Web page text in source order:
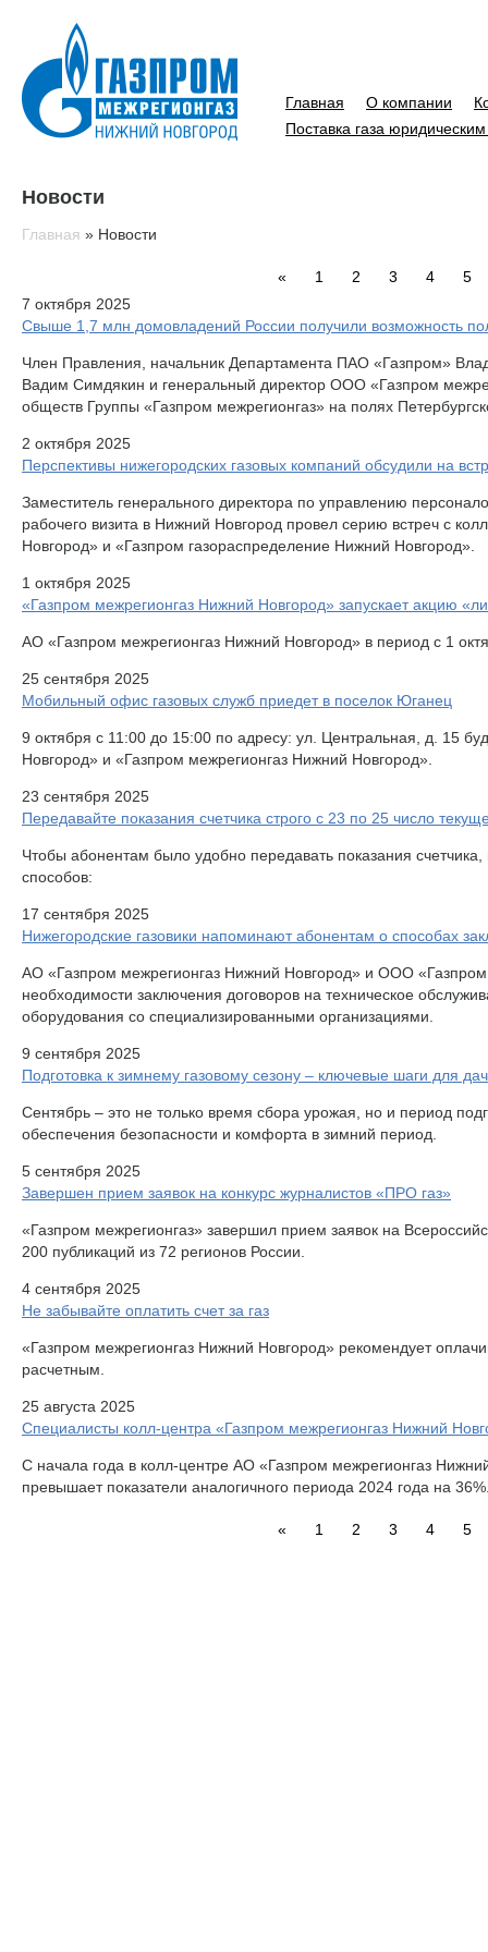
Главная О компании
Поставка газа
Новости
Главная » Новости
« 1 2 3 4
5
7 октября 2025
Свыше 1,7 млн домовладений России получили возможность
Член Правления, начальник Департамента ПАО «Газпром»
Вадим Симдякин и генеральный директор ООО «Газпром
обществ Группы «Газпром межрегионгаз» на полях
2 октября 2025
Перспективы нижегородских газовых компаний обсудили на
Заместитель генерального директора по управлению
рабочего визита в Нижний Новгород провел серию встреч с
Новгород» и «Газпром газораспределение Нижний Новгород».
1 октября 2025
«Газпром межрегионгаз Нижний Новгород» запускает акцию
АО «Газпром межрегионгаз Нижний Новгород» в период с 1
25 сентября 2025
Мобильный офис газовых служб приедет в поселок Юганец
9 октября с 11:00 до 15:00 по адресу: ул. Центральная, д. 15
Новгород» и «Газпром межрегионгаз Нижний Новгород».
23 сентября 2025
Передавайте показания счетчика строго с 23 по 25 число
Чтобы абонентам было удобно передавать показания
способов:
17 сентября 2025
Нижегородские газовики напоминают абонентам о способах
АО «Газпром межрегионгаз Нижний Новгород» и ООО
необходимости заключения договоров на техническое
оборудования со специализированными организациями.
9 сентября 2025
Подготовка к зимнему газовому сезону – ключевые шаги для
Сентябрь – это не только время сбора урожая, но и период
обеспечения безопасности и комфорта в зимний период.
5 сентября 2025
Завершен прием заявок на конкурс журналистов «ПРО газ»
«Газпром межрегионгаз» завершил прием заявок на
200 публикаций из 72 регионов России.
4 сентября 2025
Не забывайте оплатить счет за газ
«Газпром межрегионгаз Нижний Новгород» рекомендует
расчетным.
25 августа 2025
Специалисты колл-центра «Газпром межрегионгаз Нижний
С начала года в колл-центре АО «Газпром межрегионгаз
превышает показатели аналогичного периода 2024 года на
« 1 2 3 4 5